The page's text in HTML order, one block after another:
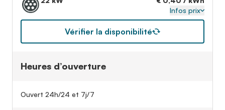
Infos prix
Vérifier la disponibilité
Heures d’ouverture
Ouvert 24h/24 et 7j/7